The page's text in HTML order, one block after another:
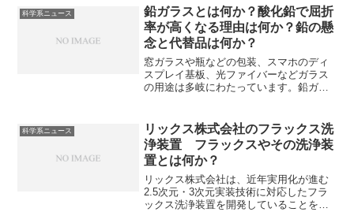
の特殊な光学フィルムで、偏光の位相を
ずらすことで、視野角や色再現性を向上
させることができます。視覚野とは何
か、どのような物質が位相差フィルムに
利用されてるのかを知ることができま
す。
科学系ニュース
鉛ガラスとは何か？酸化鉛で屈折
率が高くなる理由は何か？鉛の懸
念と代替品は何か？
窓ガラスや瓶などの包装、スマホのディ
スプレイ基板、光ファイバーなどガラス
の用途は多岐にわたっています。鉛ガラ
を持つX線などの放射線を遮蔽できるとい
った特徴を持っています。鉛の役割やそ
の理由。鉛の代替について知ることがで
きます。
科学系ニュース
リックス株式会社のフラックス洗
浄装置 フラックスやその洗浄装
置とは何か？
リックス株式会社は、近年実用化が進む
2.5次元・3次元実装技術に対応したフラ
ックス洗浄装置を開発していることを発